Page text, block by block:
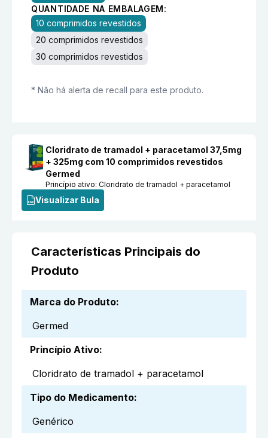
QUANTIDADE NA EMBALAGEM:
10 comprimidos revestidos
20 comprimidos revestidos
30 comprimidos revestidos
* Não há alerta de recall para este produto.
Cloridrato de tramadol + paracetamol 37,5mg
+ 325mg com 10 comprimidos revestidos
Germed
Princípio ativo:Cloridrato de tramadol + paracetamol
Visualizar Bula
Características Principais do
Produto
Marca do Produto:
Germed
Princípio Ativo:
Cloridrato de tramadol + paracetamol
Tipo do Medicamento:
Genérico